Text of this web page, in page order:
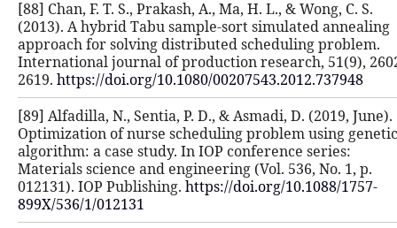
[88] Chan, F. T. S., Prakash, A., Ma,
(2013). A hybrid Tabu sample-sort
approach for solving distributed
International journal of production
2619.https://doi.org/10.1080/
[89] Alfadilla, N., Sentia, P. D., &
Optimization of nurse scheduling
algorithm: a case study. In IOP
Materials science and engineering
012131). IOP Publishing.https://